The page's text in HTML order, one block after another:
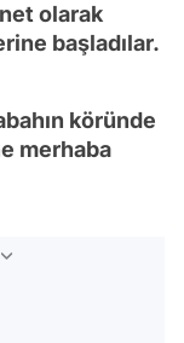
olarak
başladılar.
köründe
merhaba